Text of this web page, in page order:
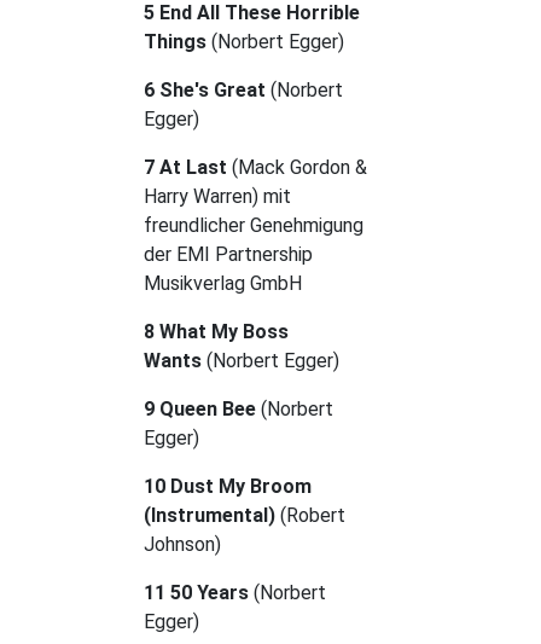
5 End All These Horrible
Things (Norbert Egger)
6 She's Great (Norbert
Egger)
7 At Last (Mack Gordon &
Harry Warren) mit
freundlicher Genehmigung
der EMI Partnership
Musikverlag GmbH
8 What My Boss
Wants (Norbert Egger)
9 Queen Bee (Norbert
Egger)
10 Dust My Broom
(Instrumental) (Robert
Johnson)
11 50 Years (Norbert
Egger)